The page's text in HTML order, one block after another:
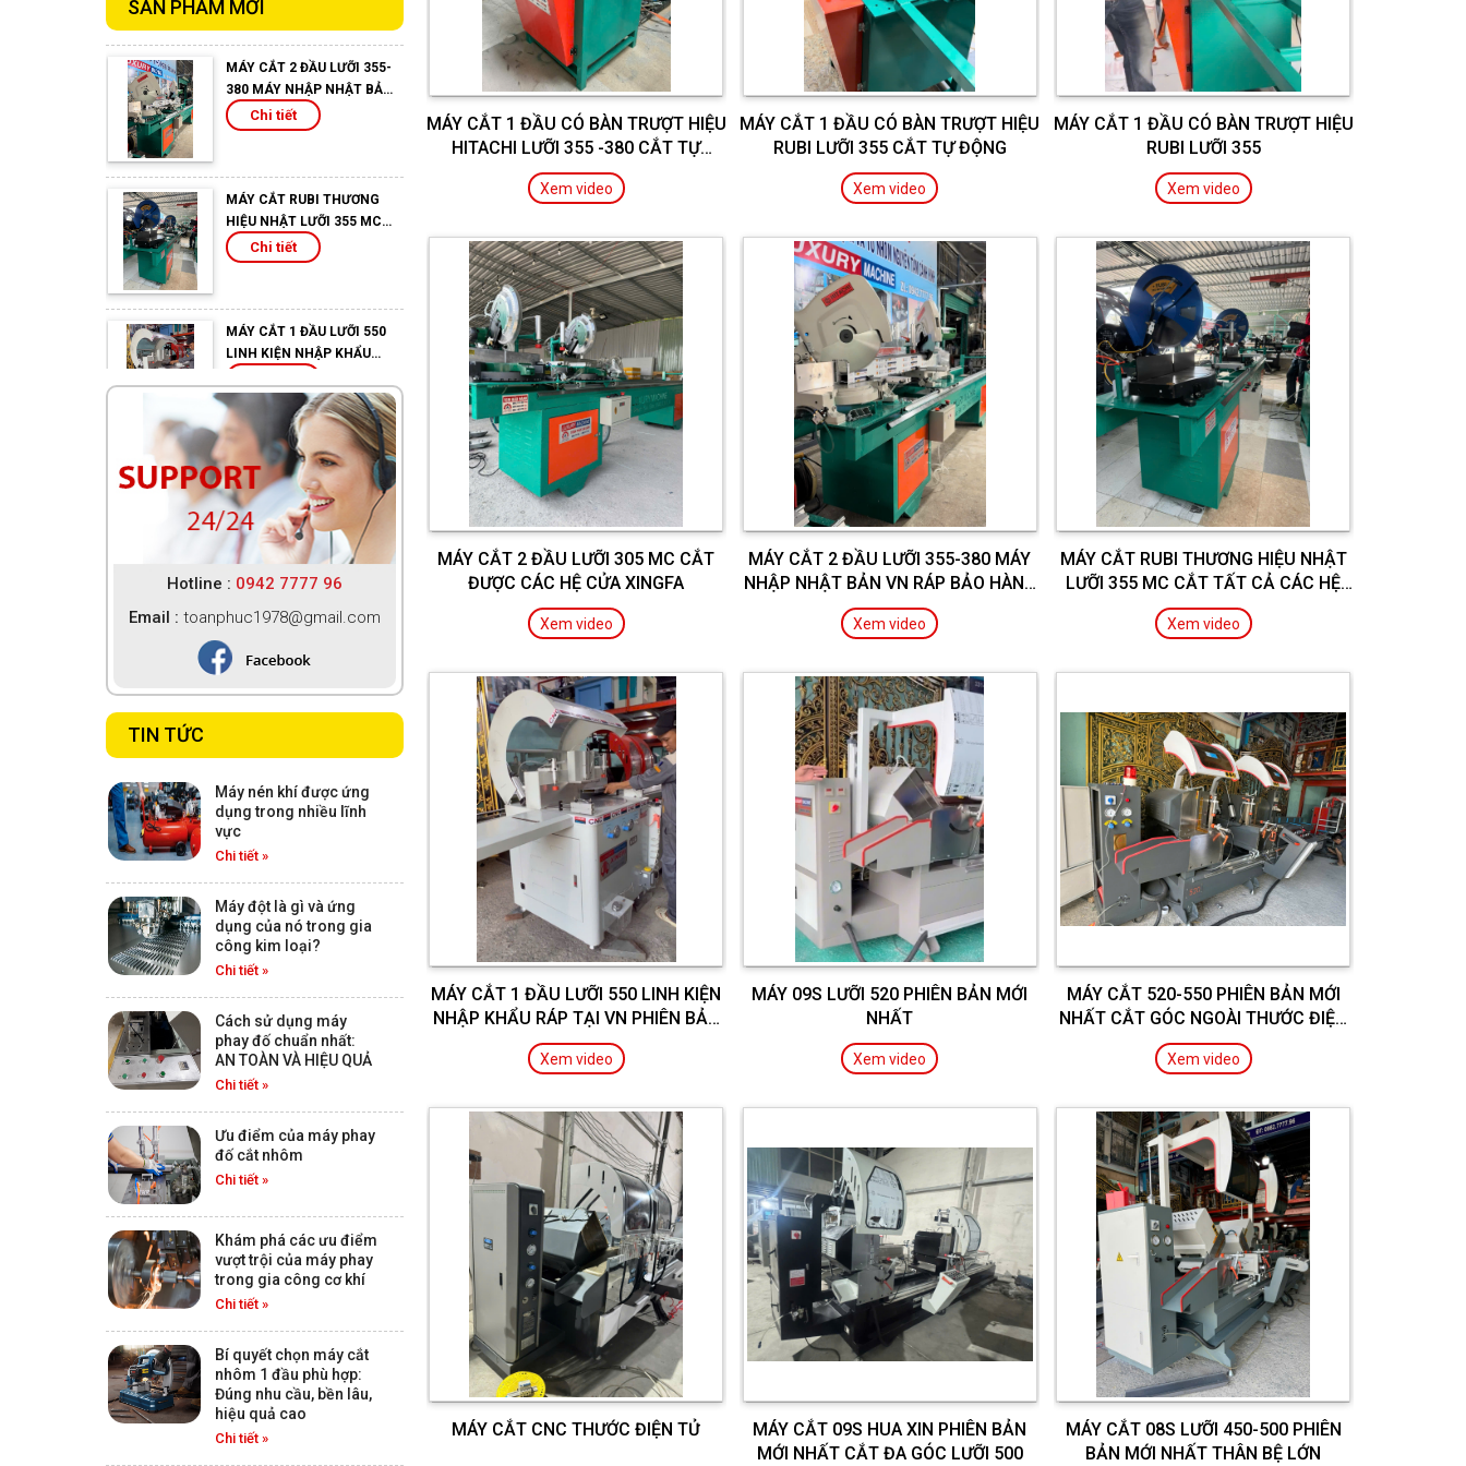
SẢN PHẨM MỚIMÁY CẮT 2 ĐẦU LƯỠI 355-
VN RÁP BẢO HÀNH 3 NĂM
Chi tiết
CẮT TẤT CẢ CÁC HỆ
NHÔM 55 VỚI HỆ FUNL
TƯỜNG
Chi tiết
RÁP TẠI VN PHIÊN BẢN
MỚI NHẤT
Chi tiết
MÁY 09S LƯỠI 520 PHIÊN
BẢN MỚI NHẤT
Chi tiết
MÁY CẮT 520-550 PHIÊN
BẢN MỚI NHẤT CẮT GÓC
NGOÀI THƯỚC ĐIỆN TỬ
Chi tiết
ĐIỆN TỬ
MÁY CẮT 09S HUA XIN
PHIÊN BẢN MỚI NHẤT CẮT
ĐA GÓC LƯỠI 500
Chi tiết
MÁY CẮT 1 ĐẦU CÓ BÀN
TRƯỢT HIỆU HITACHI LƯỠI
MÁY CẮT 1 ĐẦU CÓ BÀN
CẮT TỰ ĐỘNG
CỬA XINGFA
Chi tiết
380 MÁY NHẬP NHẬT BẢN
VN RÁP BẢO HÀNH 3 NĂM
Chi tiết
Hotline : 0942 7777 96
Email : toanphuc1978@gmail.com
TIN TỨC
Máy nén khí được ứng
dụng trong nhiều lĩnh
vực
Chi tiết »
Máy đột là gì và ứng
dụng của nó trong gia
công kim loại?
Chi tiết »
Cách sử dụng máy
phay đố chuẩn nhất:
AN TOÀN VÀ HIỆU QUẢ
Chi tiết »
Ưu điểm của máy phay
đố cắt nhôm
Chi tiết »
Khám phá các ưu điểm
vượt trội của máy phay
trong gia công cơ khí
Chi tiết »
Bí quyết chọn máy cắt
nhôm 1 đầu phù hợp:
Đúng nhu cầu, bền lâu,
hiệu quả cao
Chi tiết »
MÁY CẮT 1 ĐẦU CÓ BÀN TRƯỢT HIỆU
HITACHI LƯỠI 355 -380 CẮT TỰ
ĐỘNG
Xem video
MÁY CẮT 1 ĐẦU CÓ BÀN TRƯỢT HIỆU
RUBI LƯỠI 355 CẮT TỰ ĐỘNG
Xem video
MÁY CẮT 1 ĐẦU CÓ BÀN TRƯỢT HIỆU
RUBI LƯỠI 355
Xem video
MÁY CẮT 2 ĐẦU LƯỠI 305 MC CẮT
ĐƯỢC CÁC HỆ CỬA XINGFA
Xem video
MÁY CẮT 2 ĐẦU LƯỠI 355-380 MÁY
NHẬP NHẬT BẢN VN RÁP BẢO HÀNH
3 NĂM
Xem video
MÁY CẮT RUBI THƯƠNG HIỆU NHẬT
LƯỠI 355 MC CẮT TẤT CẢ CÁC HỆ
NHÔM 55 VỚI HỆ FUNL TƯỜNG
Xem video
MÁY CẮT 1 ĐẦU LƯỠI 550 LINH KIỆN
NHẬP KHẨU RÁP TẠI VN PHIÊN BẢN
MỚI NHẤT
Xem video
MÁY 09S LƯỠI 520 PHIÊN BẢN MỚI
NHẤT
Xem video
MÁY CẮT 520-550 PHIÊN BẢN MỚI
NHẤT CẮT GÓC NGOÀI THƯỚC ĐIỆN
TỬ
Xem video
MÁY CẮT CNC THƯỚC ĐIỆN TỬ
MÁY CẮT 09S HUA XIN PHIÊN BẢN
MỚI NHẤT CẮT ĐA GÓC LƯỠI 500
MÁY CẮT 08S LƯỠI 450-500 PHIÊN
BẢN MỚI NHẤT THÂN BỆ LỚN